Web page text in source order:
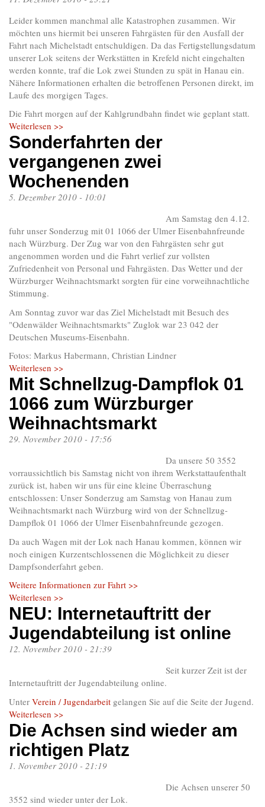
Leider kommen manchmal alle Katastrophen zusammen. Wir
möchten uns hiermit bei unseren Fahrgästen für den Ausfall der
Fahrt nach Michelstadt entschuldigen. Da das Fertigstellungsdatum
unserer Lok seitens der Werkstätten in Krefeld nicht eingehalten
werden konnte, traf die Lok zwei Stunden zu spät in Hanau ein.
Nähere Informationen erhalten die betroffenen Personen direkt, im
Laufe des morgigen Tages.
Die Fahrt morgen auf der Kahlgrundbahn findet wie geplant statt.
Weiterlesen >>
Sonderfahrten der
vergangenen zwei
Wochenenden
5. Dezember 2010 - 10:01
Am Samstag den 4.12.
fuhr unser Sonderzug mit 01 1066 der Ulmer Eisenbahnfreunde
nach Würzburg. Der Zug war von den Fahrgästen sehr gut
angenommen worden und die Fahrt verlief zur vollsten
Zufriedenheit von Personal und Fahrgästen. Das Wetter und der
Würzburger Weihnachtsmarkt sorgten für eine vorweihnachtliche
Stimmung.
Am Sonntag zuvor war das Ziel Michelstadt mit Besuch des
"Odenwälder Weihnachtsmarkts" Zuglok war 23 042 der
Deutschen Museums-Eisenbahn.
Fotos: Markus Habermann, Christian Lindner
Weiterlesen >>
Mit Schnellzug-Dampflok 01
1066 zum Würzburger
Weihnachtsmarkt
29. November 2010 - 17:56
Da unsere 50 3552
vorraussichtlich bis Samstag nicht von ihrem Werkstattaufenthalt
zurück ist, haben wir uns für eine kleine Überraschung
entschlossen: Unser Sonderzug am Samstag von Hanau zum
Weihnachtsmarkt nach Würzburg wird von der Schnellzug-
Dampflok 01 1066 der Ulmer Eisenbahnfreunde gezogen.
Da auch Wagen mit der Lok nach Hanau kommen, können wir
noch einigen Kurzentschlossenen die Möglichkeit zu dieser
Dampfsonderfahrt geben.
Weitere Informationen zur Fahrt >>
Weiterlesen >>
NEU: Internetauftritt der
Jugendabteilung ist online
12. November 2010 - 21:39
Seit kurzer Zeit ist der
Internetauftritt der Jugendabteilung online.
Unter Verein / Jugendarbeit gelangen Sie auf die Seite der Jugend.
Weiterlesen >>
Die Achsen sind wieder am
richtigen Platz
1. November 2010 - 21:19
Die Achsen unserer 50
3552 sind wieder unter der Lok.